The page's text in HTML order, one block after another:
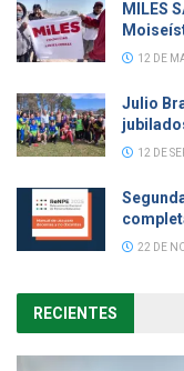
MILES
12 DE
Julio
12 DE
22 DE
RECIENTES